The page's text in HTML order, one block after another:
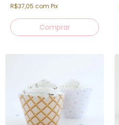
R$37,05 com Pix